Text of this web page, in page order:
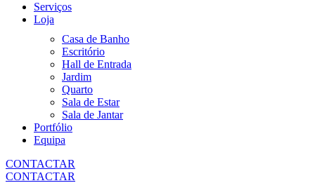
Serviços
Loja
Casa de Banho
Escritório
Hall de Entrada
Jardim
Quarto
Sala de Estar
Sala de Jantar
Portfólio
Equipa
CONTACTAR
CONTACTAR